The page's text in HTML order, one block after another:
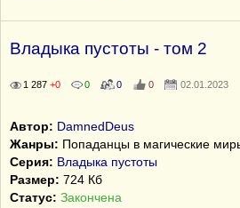
Владыка пустоты - том 2
1 287 +0 0 0 0 02.01.2023
Автор: DamnedDeus
Жанры: Попаданцы в магические
Серия: Владыка пустоты
Размер: 724 Кб
Статус: Закончена